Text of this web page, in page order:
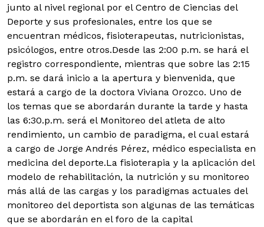
junto al nivel regional por el Centro de Ciencias del
Deporte y sus profesionales, entre los que se
encuentran médicos, fisioterapeutas, nutricionistas,
psicólogos, entre otros.Desde las 2:00 p.m. se hará el
registro correspondiente, mientras que sobre las 2:15
p.m. se dará inicio a la apertura y bienvenida, que
estará a cargo de la doctora Viviana Orozco. Uno de
los temas que se abordarán durante la tarde y hasta
las 6:30.p.m. será el Monitoreo del atleta de alto
rendimiento, un cambio de paradigma, el cual estará
a cargo de Jorge Andrés Pérez, médico especialista en
medicina del deporte.La fisioterapia y la aplicación del
modelo de rehabilitación, la nutrición y su monitoreo
más allá de las cargas y los paradigmas actuales del
monitoreo del deportista son algunas de las temáticas
que se abordarán en el foro de la capital